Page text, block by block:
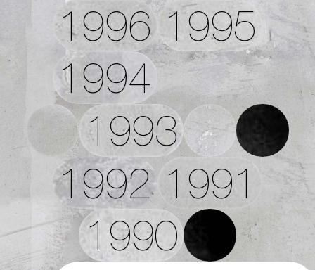
1996 1995
1994
1993
1992 1991
1990